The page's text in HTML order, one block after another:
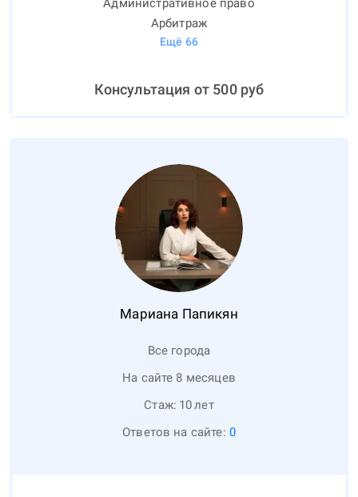
Административное право
Арбитраж
Ещё 66
Консультация от 500руб
Мариана Папикян
Все города
На сайте 8 месяцев
Стаж: 10лет
Ответов на сайте: 0